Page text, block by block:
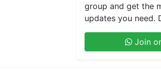
group and get the
updates you need.
Join